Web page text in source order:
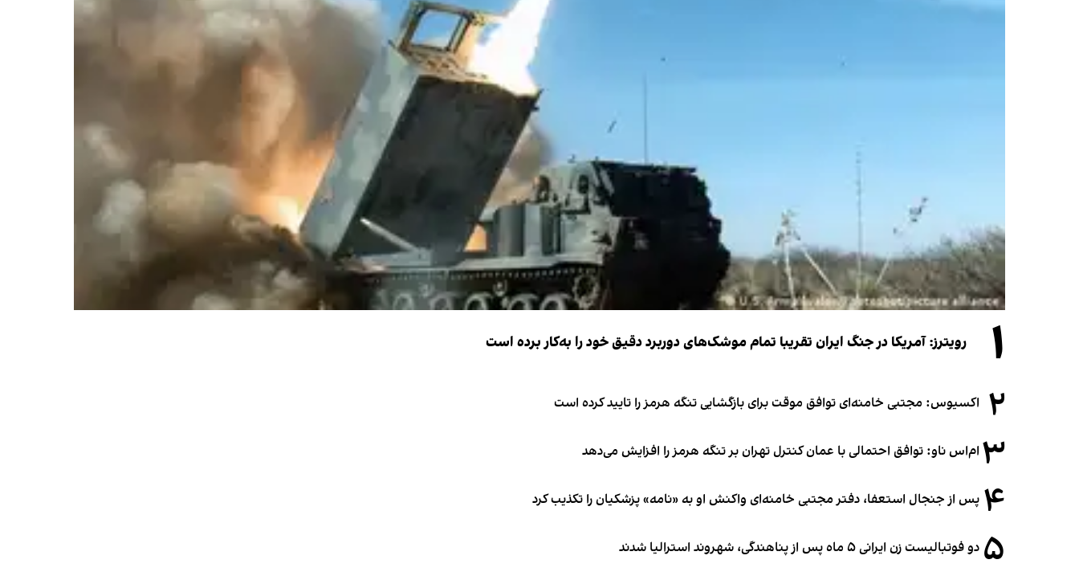
۱ رویترز: آمریکا در جنگ ایران تقریبا تمام موشک‌های دوربرد دقیق خود را به‌کار برده است
۲ اکسیوس: مجتبی خامنه‌ای توافق موقت برای بازگشایی تنگه هرمز را تایید کرده است
۳ ام‌اس ناو: توافق احتمالی با عمان کنترل تهران بر تنگه هرمز را افزایش می‌دهد
۴ پس از جنجال استعفا، دفتر مجتبی خامنه‌ای واکنش او به «نامه» پزشکیان را تکذیب کرد
۵ دو فوتبالیست زن ایرانی ۵ ماه پس از پناهندگی، شهروند استرالیا شدند